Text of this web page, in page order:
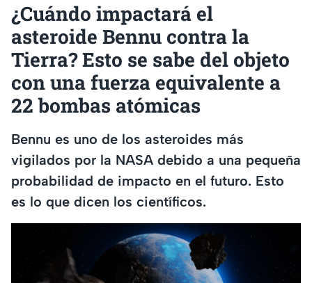
¿Cuándo impactará el
asteroide Bennu contra la
Tierra? Esto se sabe del objeto
con una fuerza equivalente a
22 bombas atómicas
Bennu es uno de los asteroides más
vigilados por la NASA debido a una pequeña
probabilidad de impacto en el futuro. Esto
es lo que dicen los científicos.